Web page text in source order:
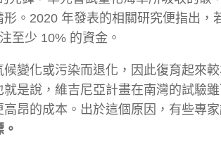
。2020 年發表的相關研究便指出，
至少 10% 的資金。
變化或污染而退化，因此復育起來
是說，維吉尼亞計畫在南灣的試驗
昂的成本。出於這個原因，有些專家